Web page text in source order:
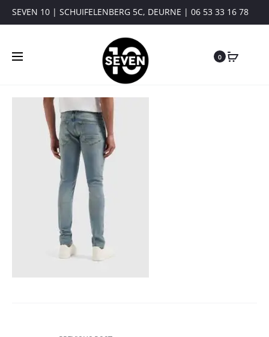
SEVEN 10 | SCHUIFELENBERG 5C, DEURNE | 06 53 33 16 78
0